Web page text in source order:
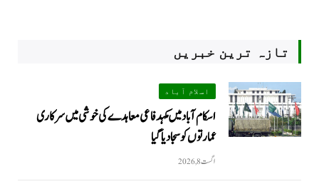
تازہ ترین خبریں
اسلام آباد
اسکام آباد میں مکہدفاعی معاہدے کی خوشی میں سرکاری
عمارتوں کو سجا دیا گیا
اگست 8, 2026